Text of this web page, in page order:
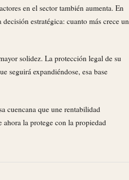
en el sector también aumenta. En
estratégica: cuanto más crece un
solidez. La protección legal de su
seguirá expandiéndose, esa base
cuencana que une rentabilidad
la protege con la propiedad